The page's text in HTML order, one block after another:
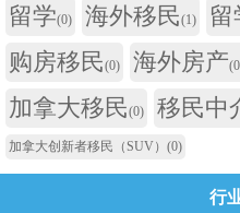
留学(0) 海外移民(1) 留
购房移民(0) 海外房产
加拿大移民(0) 移民中
加拿大创新者移民（SUV） (0)
行